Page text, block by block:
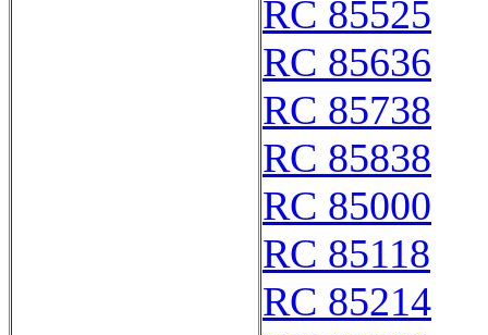
RC 85525
RC 85636
RC 85738
RC 85838
RC 85000
RC 85118
RC 85214